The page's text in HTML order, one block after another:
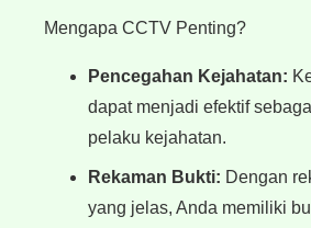
Mengapa CCTV Penting?
Pencegahan Kejahatan:
dapat menjadi efektif
pelaku kejahatan.
Rekaman Bukti: Dengan
yang jelas, Anda memiliki